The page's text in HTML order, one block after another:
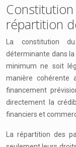
répartition
La constitution
déterminante dans la
minimum ne soit
manière cohérente
financement
directement la
financiers et
La répartition des